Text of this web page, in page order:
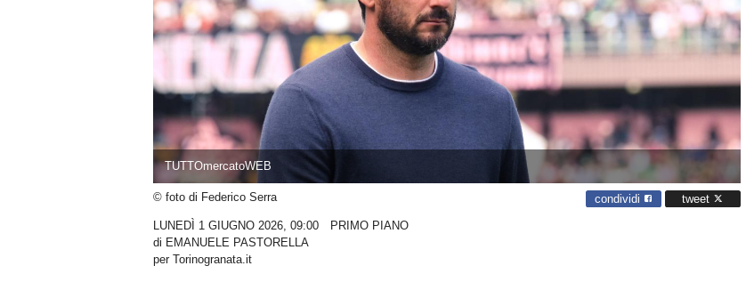
TUTTOmercatoWEB
© foto di Federico Serra condividi tweet
LUNEDÌ 1 GIUGNO 2026, 09:00
PRIMO PIANO
di EMANUELE PASTORELLA
per Torinogranata.it